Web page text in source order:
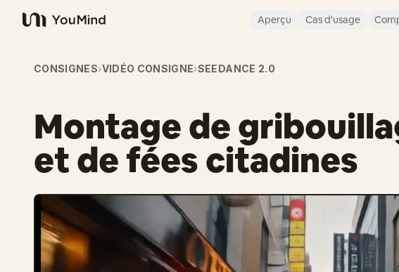
YouMind
Aperçu Cas d'usage
CONSIGNES›VIDÉO CONSIGNE›SEEDANCE 2.0
Montage de
et de fées citadines